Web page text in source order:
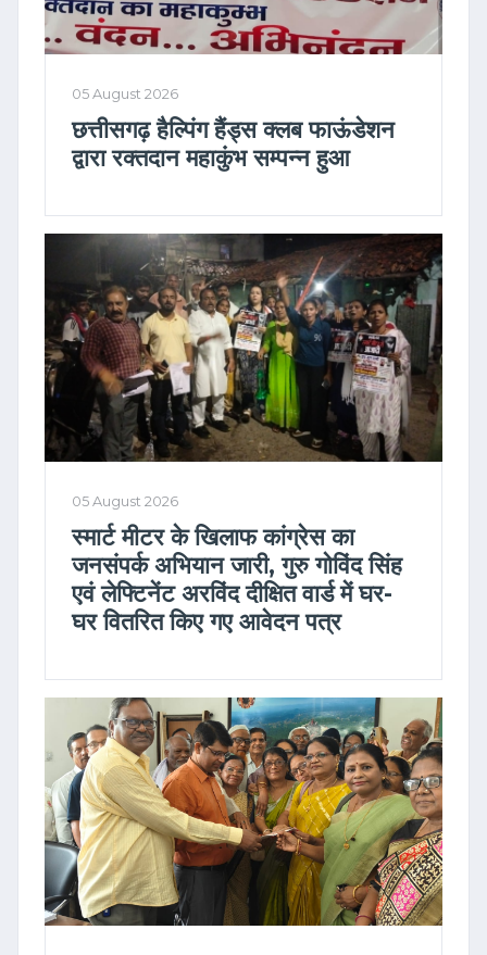
05 August 2026
छत्तीसगढ़ हैल्पिंग हैंड्स क्लब फाऊंडेशन
द्वारा रक्तदान महाकुंभ सम्पन्न हुआ
05 August 2026
स्मार्ट मीटर के खिलाफ कांग्रेस का
जनसंपर्क अभियान जारी, गुरु गोविंद सिंह
एवं लेफ्टिनेंट अरविंद दीक्षित वार्ड में घर-
घर वितरित किए गए आवेदन पत्र